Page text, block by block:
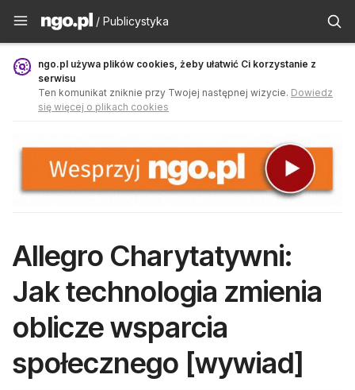
Publicystyka - ngo.pl
/ Publicystyka
ngo.pl używa plików cookies, żeby ułatwić Ci korzystanie z
serwisu
Ten komunikat zniknie przy Twojej następnej wizycie. Dowiedz
się więcej o plikach cookies
Allegro Charytatywni:
Jak technologia zmienia
oblicze wsparcia
społecznego [wywiad]